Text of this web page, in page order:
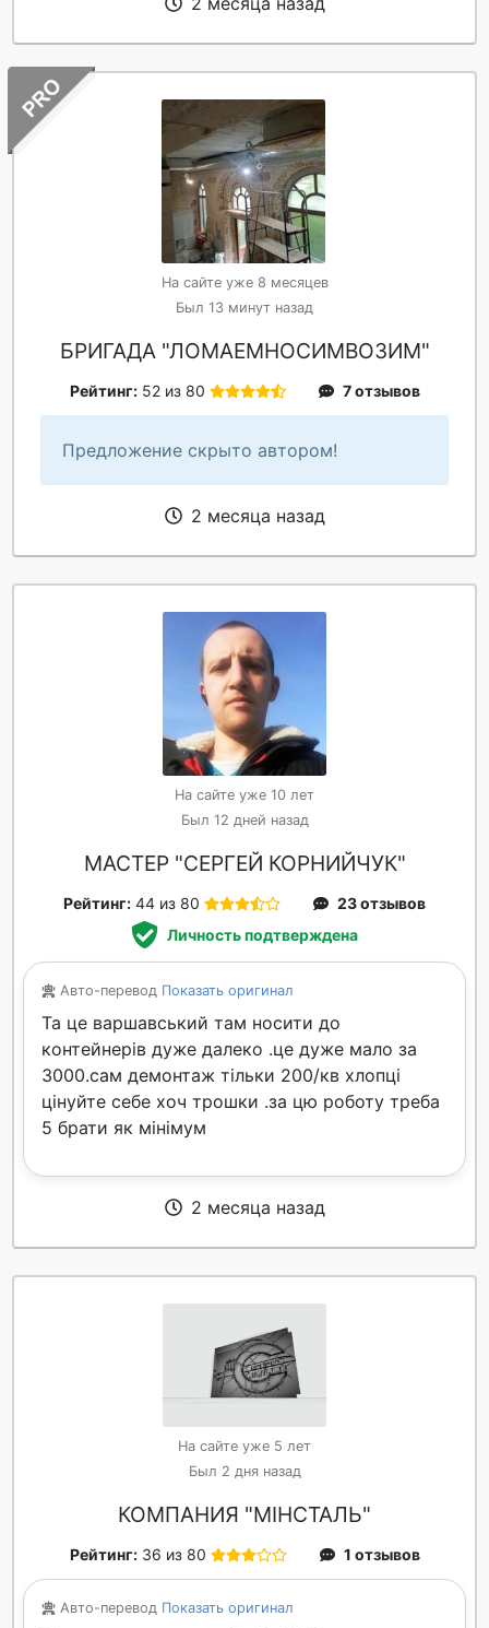
На сайте уже 8 месяцев
Был 13 минут назад
БРИГАДА "ЛОМАЕМНОСИМВОЗИМ"
Рейтинг: 52 из 80 7 отзывов
Предложение скрыто автором!
2 месяца назад
На сайте уже 10 лет
Был 12 дней назад
МАСТЕР "СЕРГЕЙ КОРНИЙЧУК"
Рейтинг: 44 из 80
23 отзывов
Личность подтверждена
Авто-перевод Показать оригинал
Та це варшавський там носити до
контейнерів дуже далеко .це дуже мало за
3000.сам демонтаж тільки 200/кв хлопці
цінуйте себе хоч трошки .за цю роботу треба
5 брати як мінімум
2 месяца назад
На сайте уже 5 лет
Был 2 дня назад
КОМПАНИЯ "МIНСТАЛЬ"
Рейтинг: 36 из 80 1 отзывов
Авто-перевод Показать оригинал